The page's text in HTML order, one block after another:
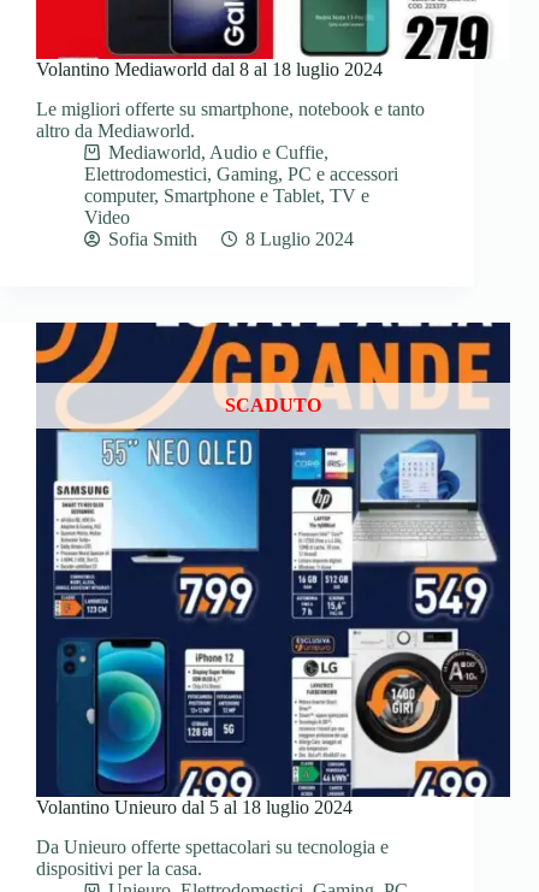
Volantino Mediaworld dal 8 al 18 luglio 2024
Le migliori offerte su smartphone, notebook e tanto
altro da Mediaworld.
Mediaworld, Audio e Cuffie,
Elettrodomestici, Gaming, PC e accessori
computer, Smartphone e Tablet, TV e
Video
Sofia Smith
8 Luglio 2024
SCADUTO
Volantino Unieuro dal 5 al 18 luglio 2024
Da Unieuro offerte spettacolari su tecnologia e
dispositivi per la casa.